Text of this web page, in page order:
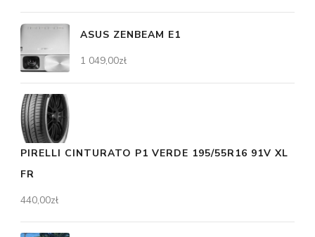
ASUS ZENBEAM E1
1 049,00zł
PIRELLI CINTURATO P1 VERDE 195/55R16 91V XL
FR
440,00zł